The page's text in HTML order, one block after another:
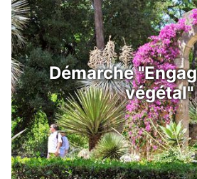
Démarche
végétal"